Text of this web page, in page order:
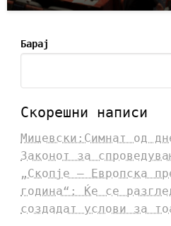
Барај
Скорешни написи
Мицевски:Симнат од
Законот за
„Скопје – Европска
година“: Ќе се
создадат услови за